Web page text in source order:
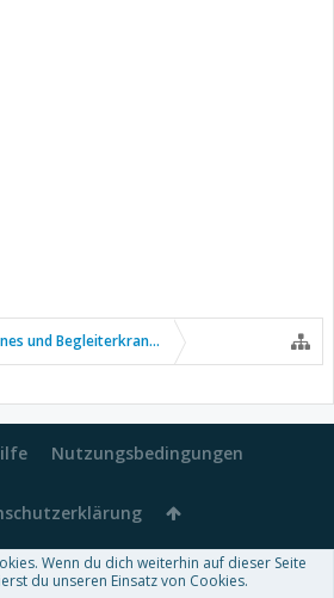
und Begleiterkrankungen
Nutzungsbedingungen
XenForo™-Deutsch von xenDach
Wenn du dich weiterhin auf dieser Seite
du unseren Einsatz von Cookies.